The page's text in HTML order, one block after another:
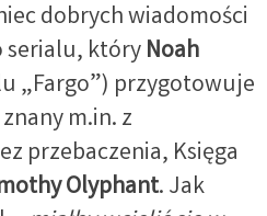
dobrych wiadomości
serialu, któryNoah
„Fargo”) przygotowuje
m.in. z
przebaczenia, Księga
Olyphant. Jak